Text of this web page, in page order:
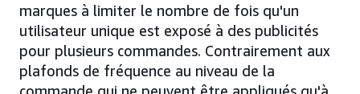
marques à limiter le nombre de fois qu'un
utilisateur unique est exposé à des publicités
pour plusieurs commandes. Contrairement aux
plafonds de fréquence au niveau de la